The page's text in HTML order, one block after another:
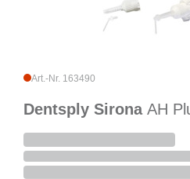
Art.-Nr. 163490
Dentsply Sirona AH